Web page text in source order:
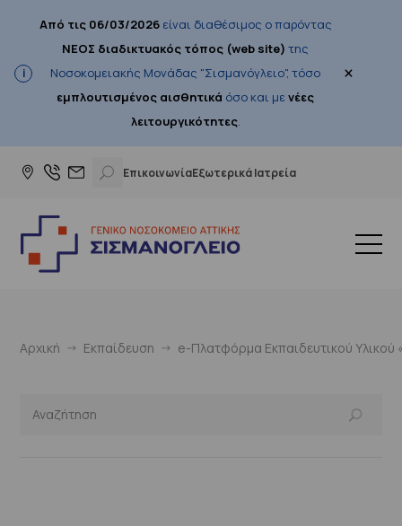
Από τις 06/03/2026είναι διαθέσιμος ο παρόντας
ΝΕΟΣ διαδικτυακός τόπος (web site) της
Νοσοκομειακής Μονάδας "Σισμανόγλειο", τόσο
εμπλουτισμένος αισθητικά όσο και μενέες
λειτουργικότητες.
×
ΕπικοινωνίαΕξωτερικά Ιατρεία
Αρχική Εκπαίδευση e-Πλατφόρμα Εκπαιδευτικού Υλικού